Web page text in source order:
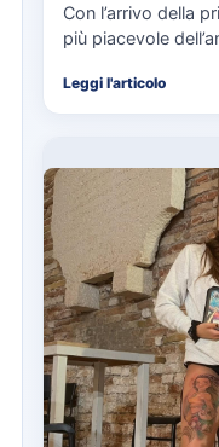
Con l’arrivo della
più piacevole
Leggi l'articolo